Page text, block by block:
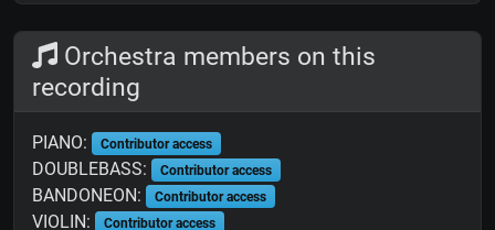
Orchestra members on this
recording
PIANO: Contributor access
DOUBLEBASS: Contributor access
BANDONEON: Contributor access
VIOLIN: Contributor access